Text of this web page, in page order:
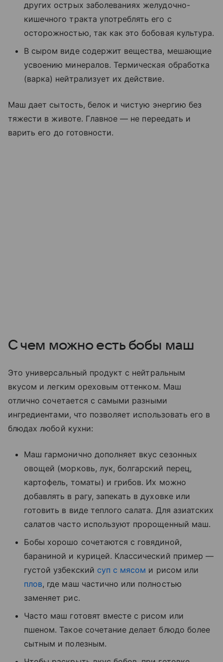
других острых заболеваниях желудочно-
кишечного тракта употреблять его с
осторожностью, так как это бобовая культура.
В сыром виде содержит вещества, мешающие
усвоению минералов. Термическая обработка
(варка) нейтрализует их действие.
Маш дает сытость, белок и чистую энергию без
тяжести в животе. Главное — не переедать и
варить его до готовности.
С чем можно есть бобы маш
Это универсальный продукт с нейтральным
вкусом и легким ореховым оттенком. Маш
отлично сочетается с самыми разными
ингредиентами, что позволяет использовать его в
блюдах любой кухни:
Маш гармонично дополняет вкус сезонных
овощей (морковь, лук, болгарский перец,
картофель, томаты) и грибов. Их можно
добавлять в рагу, запекать в духовке или
готовить в виде теплого салата. Для азиатских
салатов часто используют пророщенный маш.
Бобы хорошо сочетаются с говядиной,
бараниной и курицей. Классический пример —
густой узбекский суп с мясом и рисом или
плов, где маш частично или полностью
заменяет рис.
Часто маш готовят вместе с рисом или
пшеном. Такое сочетание делает блюдо более
сытным и полезным.